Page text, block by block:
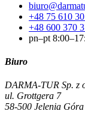
+48 75 610
+48 600 370
pn–pt
Biuro
DARMA-TUR Sp. z
ul. Grottgera 7
58-500 Jelenia Góra